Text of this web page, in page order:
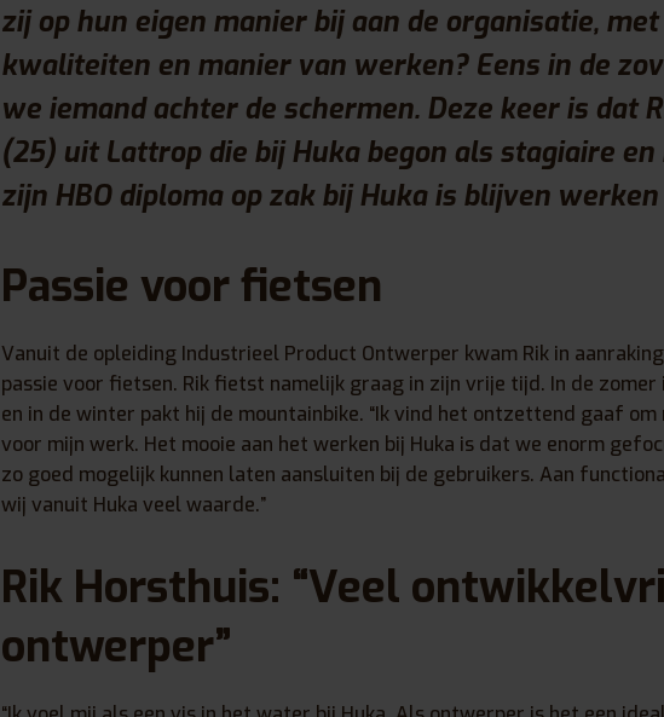
zij op hun eigen manier bij aan de organisatie,
kwaliteiten en manier van werken? Eens in de
we iemand achter de schermen. Deze keer is dat
(25) uit Lattrop die bij Huka begon als stagiaire
zijn HBO diploma op zak bij Huka is blijven
Passie voor fietsen
Vanuit de opleiding Industrieel Product Ontwerper kwam Rik in
passie voor fietsen. Rik fietst namelijk graag in zijn vrije tijd. In de
en in de winter pakt hij de mountainbike. “Ik vind het ontzettend gaaf
voor mijn werk. Het mooie aan het werken bij Huka is dat we enorm
zo goed mogelijk kunnen laten aansluiten bij de gebruikers. Aan
wij vanuit Huka veel waarde.”
Rik Horsthuis: “Veel
ontwerper”